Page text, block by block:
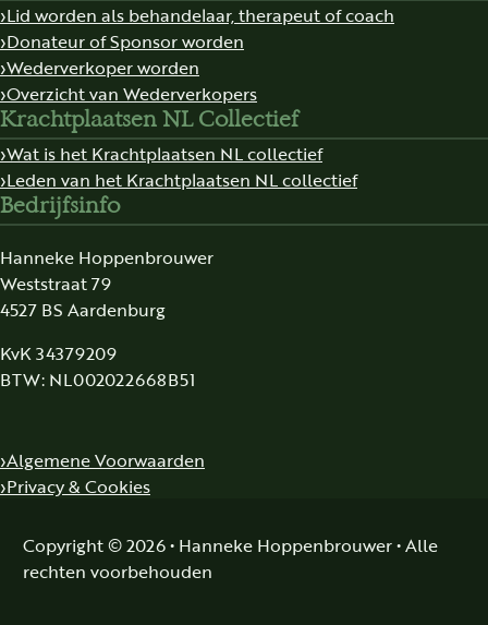
Lid worden als behandelaar, therapeut of coach
Donateur of Sponsor worden
Wederverkoper worden
Overzicht van Wederverkopers
Krachtplaatsen NL Collectief
Wat is het Krachtplaatsen NL collectief
Leden van het Krachtplaatsen NL collectief
Bedrijfsinfo
Hanneke Hoppenbrouwer
Weststraat 79
4527 BS Aardenburg
KvK 34379209
BTW: NL002022668B51
Algemene Voorwaarden
Privacy & Cookies
Copyright © 2026 • Hanneke Hoppenbrouwer • Alle
rechten voorbehouden